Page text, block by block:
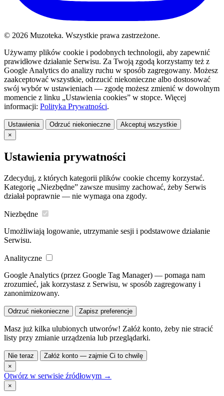
© 2026 Muzoteka. Wszystkie prawa zastrzeżone.
Używamy plików cookie i podobnych technologii, aby zapewnić
prawidłowe działanie Serwisu. Za Twoją zgodą korzystamy też z
Google Analytics do analizy ruchu w sposób zagregowany. Możesz
zaakceptować wszystkie, odrzucić niekonieczne albo dostosować
swój wybór w ustawieniach — zgodę możesz zmienić w dowolnym
momencie z linku „Ustawienia cookies” w stopce. Więcej
informacji: Polityka Prywatności.
Ustawienia Odrzuć niekonieczne
Akceptuj wszystkie
×
Ustawienia prywatności
Zdecyduj, z których kategorii plików cookie chcemy korzystać.
Kategorię „Niezbędne” zawsze musimy zachować, żeby Serwis
działał poprawnie — nie wymaga ona zgody.
Niezbędne
Umożliwiają logowanie, utrzymanie sesji i podstawowe działanie
Serwisu.
Analityczne
Google Analytics (przez Google Tag Manager) — pomaga nam
zrozumieć, jak korzystasz z Serwisu, w sposób zagregowany i
zanonimizowany.
Odrzuć niekonieczne Zapisz preferencje
Masz już kilka ulubionych utworów! Załóż konto, żeby nie stracić
listy przy zmianie urządzenia lub przeglądarki.
Nie teraz
Załóż konto — zajmie Ci to chwilę
×
Otwórz w serwisie źródłowym →
×